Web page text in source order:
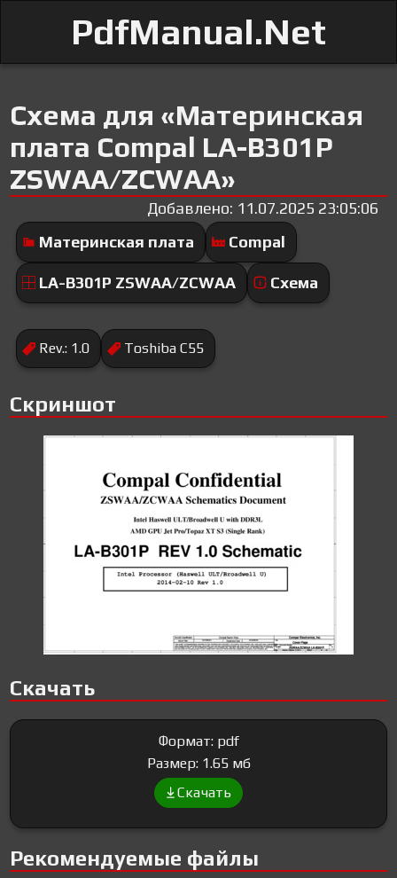
PdfManual.Net
Схема для «Материнская
плата Compal LA-B301P
ZSWAA/ZCWAA»
Добавлено: 11.07.2025 23:05:06
Материнская плата
Compal
LA-B301P ZSWAA/ZCWAA Схема
Rev.: 1.0 Toshiba C55
Скриншот
Скачать
Формат: pdf
Размер: 1.65 мб
Скачать
Рекомендуемые файлы